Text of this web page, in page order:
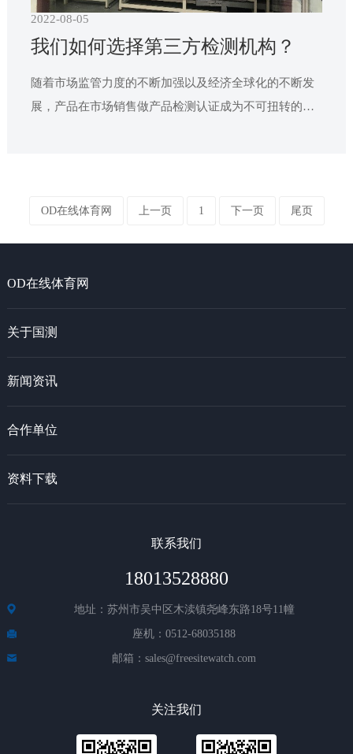
2022-08-05
我们如何选择第三方检测机构？
随着市场监管力度的不断加强以及经济全球化的不断发
展，产品在市场销售做产品检测认证成为不可扭转的一
OD在线体育网 上一页 1 下一页 尾页
OD在线体育网
关于国测
新闻资讯
合作单位
资料下载
联系我们
18013528880
地址：苏州市吴中区木渎镇尧峰东路18号11幢
座机：0512-68035188
邮箱：sales@freesitewatch.com
关注我们